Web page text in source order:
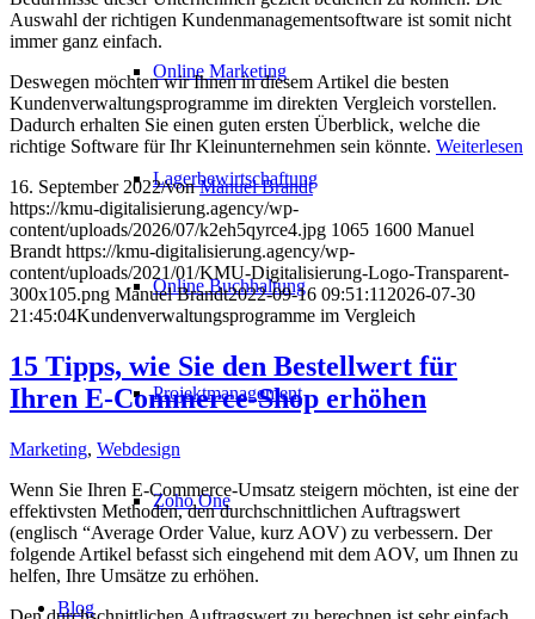
Online Marketing
Lagerbewirtschaftung
Online Buchhaltung
Projektmanagement
Zoho One
Blog
Auswahl der richtigen Kundenmanagementsoftware ist somit nicht
immer ganz einfach.
Deswegen möchten wir Ihnen in diesem Artikel die besten
Kundenverwaltungsprogramme im direkten Vergleich vorstellen.
Dadurch erhalten Sie einen guten ersten Überblick, welche die
richtige Software für Ihr Kleinunternehmen sein könnte. Weiterlesen
16. September 2022/vonManuel Brandt
https://kmu-digitalisierung.agency/wp-
content/uploads/2026/07/k2eh5qyrce4.jpg 1065 1600 Manuel
Brandt https://kmu-digitalisierung.agency/wp-
content/uploads/2021/01/KMU-Digitalisierung-Logo-Transparent-
300x105.png Manuel Brandt2022-09-16 09:51:112026-07-30
21:45:04Kundenverwaltungsprogramme im Vergleich
15 Tipps, wie Sie den Bestellwert für
Ihren E-Commerce-Shop erhöhen
Marketing, Webdesign
Wenn Sie Ihren E-Commerce-Umsatz steigern möchten, ist eine der
effektivsten Methoden, den durchschnittlichen Auftragswert
(englisch “Average Order Value, kurz AOV) zu verbessern. Der
folgende Artikel befasst sich eingehend mit dem AOV, um Ihnen zu
helfen, Ihre Umsätze zu erhöhen.